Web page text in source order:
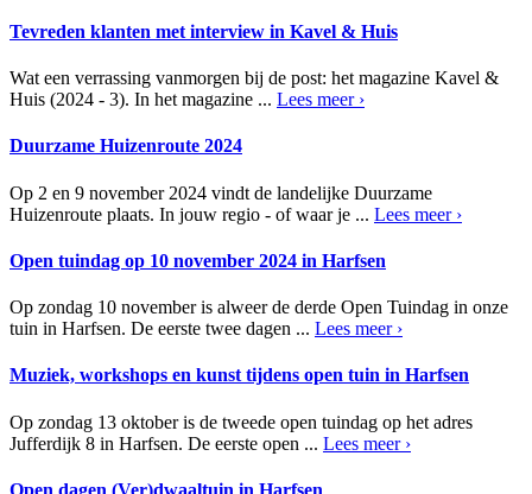
Tevreden klanten met interview in Kavel & Huis
Wat een verrassing vanmorgen bij de post: het magazine Kavel &
Huis (2024 - 3). In het magazine ... Lees meer ›
Duurzame Huizenroute 2024
Op 2 en 9 november 2024 vindt de landelijke Duurzame
Huizenroute plaats. In jouw regio - of waar je ... Lees meer ›
Open tuindag op 10 november 2024 in Harfsen
Op zondag 10 november is alweer de derde Open Tuindag in onze
tuin in Harfsen. De eerste twee dagen ... Lees meer ›
Muziek, workshops en kunst tijdens open tuin in Harfsen
Op zondag 13 oktober is de tweede open tuindag op het adres
Jufferdijk 8 in Harfsen. De eerste open ... Lees meer ›
Open dagen (Ver)dwaaltuin in Harfsen